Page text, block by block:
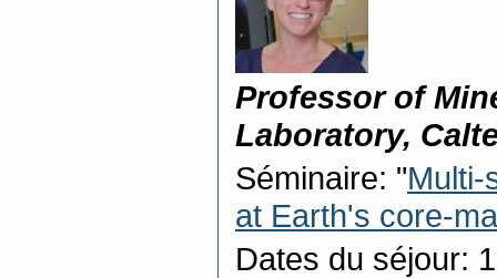
Professor of
Laboratory,
Séminaire: "Multi-
at Earth's core-
Dates du séjour: